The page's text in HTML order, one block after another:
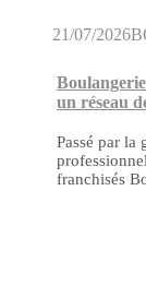
21/07/2026
un réseau
Passé par la
franchisés